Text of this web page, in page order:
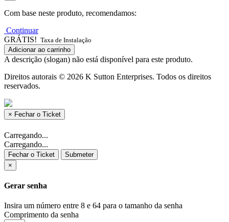
Com base neste produto, recomendamos:
Continuar
GRÁTIS! Taxa de Instalação
Adicionar ao carrinho
A descrição (slogan) não está disponível para este produto.
Direitos autorais © 2026 K Sutton Enterprises. Todos os direitos
reservados.
× Fechar o Ticket
Carregando...
Carregando...
Fechar o Ticket
Submeter
×
Gerar senha
Insira um número entre 8 e 64 para o tamanho da senha
Comprimento da senha